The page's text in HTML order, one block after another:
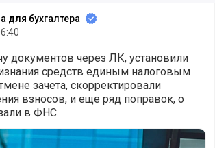
для бухгалтера
документов через ЛК, установили
средств единым налоговым
зачета, скорректировали
взносов, и еще ряд поправок, о
в ФНС.
о поправках в ЕНС